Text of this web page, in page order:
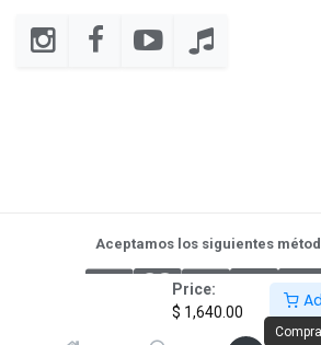
Price:
$ 1,640.00
Aceptamos los siguientes